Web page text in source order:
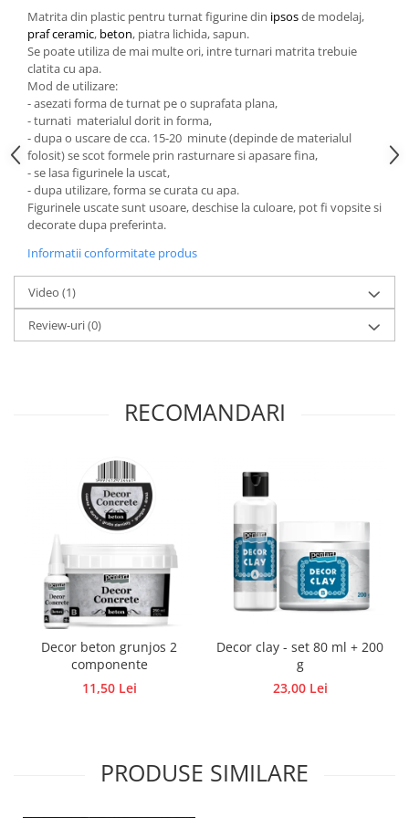
Hartie craft
Carton/Hartie efecte speciale
Carton/Hartie Scrapbooking
Carton/Hartie unicolor
Hartie creponata
Hartie dantelata
Hartie matase
Hartie origami
Hartie reciclata/manuala
Rame, albume, notesuri
Masti
Forme/Figurine carton
Platouri
Sticlute
Stampile, sigilii
Baze stampile
Stampile lemn
Matrita din plastic pentru turnat figurine din ipsosde modelaj,
praf ceramic, beton, piatra lichida, sapun.
Se poate utiliza de mai multe ori, intre turnari matrita trebuie
clatita cu apa.
Mod de utilizare:
- asezati forma de turnat pe o suprafata plana,
- turnati materialul dorit in forma,
- dupa o uscare de cca. 15-20 minute (depinde de materialul
folosit) se scot formele prin rasturnare si apasare fina,
- se lasa figurinele la uscat,
- dupa utilizare, forma se curata cu apa.
Figurinele uscate sunt usoare, deschise la culoare, pot fi vopsite si
decorate dupa preferinta.
Informatii conformitate produs
Video (1)
Review-uri(0)
RECOMANDARI
Decor beton grunjos 2
componente
11,50 Lei
Decor clay - set 80 ml + 200
g
23,00 Lei
PRODUSE SIMILARE